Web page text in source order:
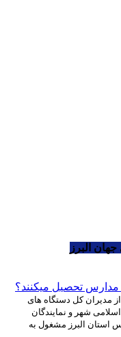
البرز
مدیران کل دستگاه های
شهر و نمایندگان
استان البرز مشغول به